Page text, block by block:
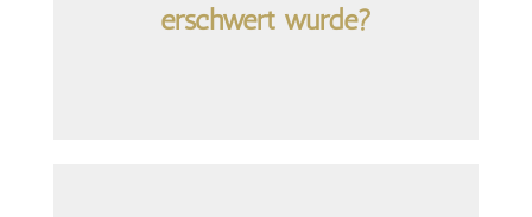
erschwert wurde?